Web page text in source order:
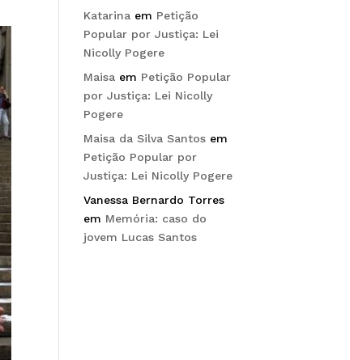
Katarina em Petição
Popular por Justiça: Lei
Nicolly Pogere
Maisa em Petição Popular
por Justiça: Lei Nicolly
Pogere
Maisa da Silva Santos em
Petição Popular por
Justiça: Lei Nicolly Pogere
Vanessa Bernardo Torres
em Memória: caso do
jovem Lucas Santos